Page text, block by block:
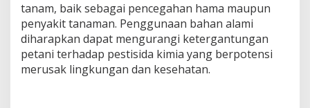
tanam, baik sebagai pencegahan hama maupun
penyakit tanaman. Penggunaan bahan alami
diharapkan dapat mengurangi ketergantungan
petani terhadap pestisida kimia yang berpotensi
merusak lingkungan dan kesehatan.